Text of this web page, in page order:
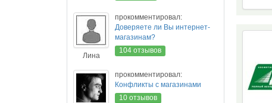
Лина
прокомментировал:
Доверяете ли Вы интернет-
магазинам?
104 отзывов
прокомментировал:
Конфликты с магазинами
10 отзывов